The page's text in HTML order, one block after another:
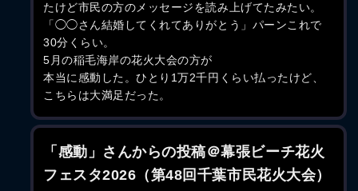
たけど市民の方のメッセージを読み上げてたみたい。
「◯◯さん結婚してくれてありがとう」パーンこれで
30分くらい。
5月の稲毛海岸の花火大会の方が
本当に感動した。ひとり1万2千円くらい払ったけど、
こちらは大満足だった。
「感動」さんからの投稿＠幕張ビーチ花火
フェスタ2026（第48回千葉市民花火大会）